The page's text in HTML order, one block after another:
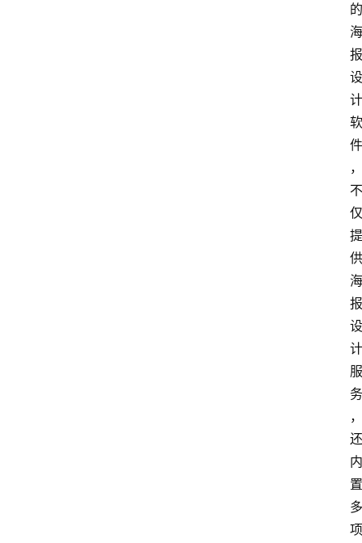
的
海
报
设
计
软
件
，
不
仅
提
供
海
报
设
计
服
务
，
还
内
置
多
项